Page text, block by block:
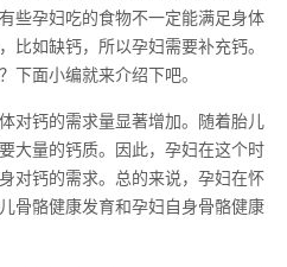
些孕妇吃的食物不一定能满足身体
比如缺钙，所以孕妇需要补充钙。
下面小编就来介绍下吧。
对钙的需求量显著增加。随着胎儿
大量的钙质。因此，孕妇在这个时
对钙的需求。总的来说，孕妇在怀
骨骼健康发育和孕妇自身骨骼健康